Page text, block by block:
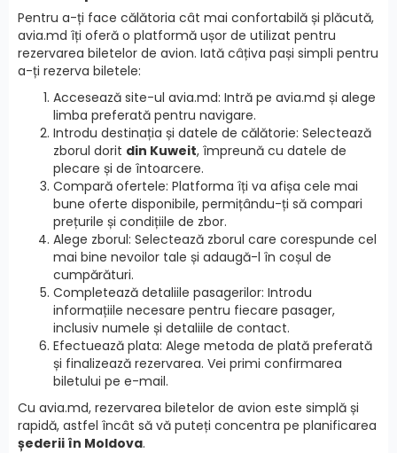
Pentru a-ți face călătoria cât mai confortabilă și plăcută,
avia.md îți oferă o platformă ușor de utilizat pentru
rezervarea biletelor de avion. Iată câțiva pași simpli pentru
a-ți rezerva biletele:
Accesează site-ul avia.md: Intră pe avia.md și alege
limba preferată pentru navigare.
Introdu destinația și datele de călătorie: Selectează
zborul dorit din Kuweit, împreună cu datele de
plecare și de întoarcere.
Compară ofertele: Platforma îți va afișa cele mai
bune oferte disponibile, permițându-ți să compari
prețurile și condițiile de zbor.
Alege zborul: Selectează zborul care corespunde cel
mai bine nevoilor tale și adaugă-l în coșul de
cumpărături.
Completează detaliile pasagerilor: Introdu
informațiile necesare pentru fiecare pasager,
inclusiv numele și detaliile de contact.
Efectuează plata: Alege metoda de plată preferată
și finalizează rezervarea. Vei primi confirmarea
biletului pe e-mail.
Cu avia.md, rezervarea biletelor de avion este simplă și
rapidă, astfel încât să vă puteți concentra pe planificarea
șederii în Moldova.